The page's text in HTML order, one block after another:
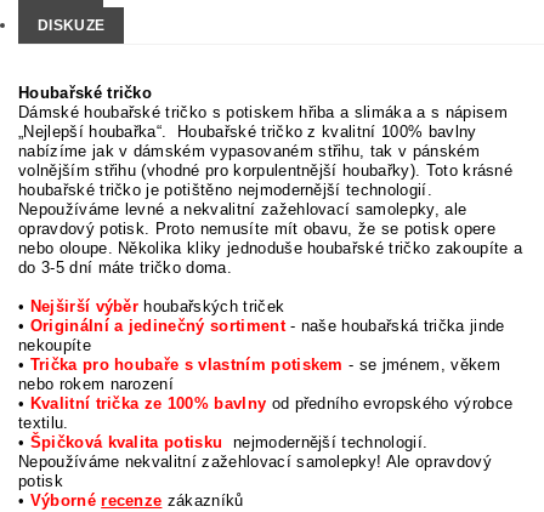
DISKUZE
Houbařské tričko
Dámské houbařské tričko s potiskem hřiba a slimáka a s nápisem
„Nejlepší houbařka“. Houbařské tričko z kvalitní 100% bavlny
nabízíme jak v dámském vypasovaném střihu, tak v pánském
volnějším střihu (vhodné pro korpulentnější houbařky). Toto krásné
houbařské tričko je potištěno nejmodernější technologií.
Nepoužíváme levné a nekvalitní zažehlovací samolepky, ale
opravdový potisk. Proto nemusíte mít obavu, že se potisk opere
nebo oloupe. Několika kliky jednoduše houbařské tričko zakoupíte a
do 3-5 dní máte tričko doma.
• Nejširší výběr houbařských triček
• Originální a jedinečný sortiment- naše houbařská trička jinde
nekoupíte
• Trička pro houbaře s vlastním potiskem- se jménem, věkem
nebo rokem narození
• Kvalitní trička ze 100% bavlny od předního evropského výrobce
textilu.
• Špičková kvalita potisku
nejmodernější technologií.
Nepoužíváme nekvalitní zažehlovací samolepky! Ale opravdový
potisk
• Výbornérecenze zákazníků